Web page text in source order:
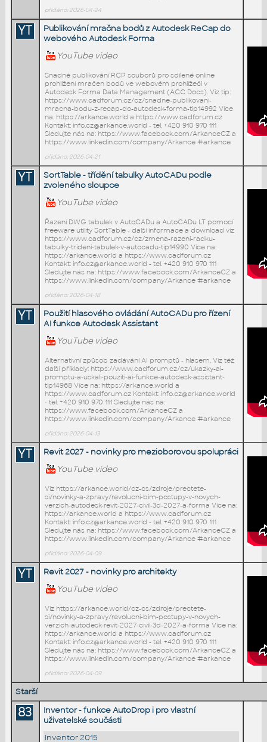
přidáno: 2026-04-24
YT
Publikování mračna bodů z Autodesk ReCap do
webového Autodesk Forma
YouTube video
Snadné publikování RCP souborů pro sdílené online
prohlížení mračen bodů ve webovém prohlížeči v
Autodesk Forma Data Management (ACC Docs). Viz tip:
https://www.cadforum.cz/cz/snadne-publikovani-
mracna-bodu-z-recap-do-autodesk-forma-tip14992 Více
na: https://arkance.world a https://www.cadforum.cz
Kontakt: info.cz@arkance.world - tel. +420 910 970 111
Sledujte nás na: https://www.facebook.com/ArkanceCZ a
https://www.linkedin.com/company/Arkance #arkance
přidáno: 2026-04-21
YT
SortTable - třídění tabulky AutoCADu podle
zvoleného sloupce
YouTube video
Řazení DWG tabulek v AutoCADu a AutoCADu LT pomocí
freeware utility SortTable - další informace a download viz
https://www.cadforum.cz/cz/zmena-razeni-radku-
tabulky-trideni-tabulek-v-autocadu-tip14990 Více na:
https://arkance.world a https://www.cadforum.cz
Kontakt: info.cz@arkance.world - tel. +420 910 970 111
Sledujte nás na: https://www.facebook.com/ArkanceCZ a
https://www.linkedin.com/company/Arkance #arkance
přidáno: 2026-04-18
YT
Použití hlasového ovládání AutoCADu pro řízení
AI funkce Autodesk Assistant
YouTube video
Alternativní způsob zadávání AI promptů - hlasem. Viz též
další příklady: https://www.cadforum.cz/cz/ukazky-ai-
promptu-a-uskali-pouziti-ai-funkce-autodesk-assistant-
tip14968 Více na: https://arkance.world a
https://www.cadforum.cz Kontakt: info.cz@arkance.world
- tel. +420 910 970 111 Sledujte nás na:
https://www.facebook.com/ArkanceCZ a
https://www.linkedin.com/company/Arkance #arkance
přidáno: 2026-04-13
YT
Revit 2027 - novinky pro mezioborovou spolupráci
YouTube video
Viz https://arkance.world/cz-cs/zdroje/prectete-
si/novinky-a-zpravy/revolucni-bim-postupy-v-novych-
verzich-autodesk-revit-2027-civil-3d-2027-a-forma Více na:
https://arkance.world a https://www.cadforum.cz
Kontakt: info.cz@arkance.world - tel. +420 910 970 111
Sledujte nás na: https://www.facebook.com/ArkanceCZ a
https://www.linkedin.com/company/Arkance #arkance
přidáno: 2026-04-09
YT
Revit 2027 - novinky pro architekty
YouTube video
Viz https://arkance.world/cz-cs/zdroje/prectete-
si/novinky-a-zpravy/revolucni-bim-postupy-v-novych-
verzich-autodesk-revit-2027-civil-3d-2027-a-forma Více na:
https://arkance.world a https://www.cadforum.cz
Kontakt: info.cz@arkance.world - tel. +420 910 970 111
Sledujte nás na: https://www.facebook.com/ArkanceCZ a
https://www.linkedin.com/company/Arkance #arkance
přidáno: 2026-04-09
Starší
83
Inventor - funkce AutoDrop i pro vlastní
uživatelské součásti
Inventor 2015